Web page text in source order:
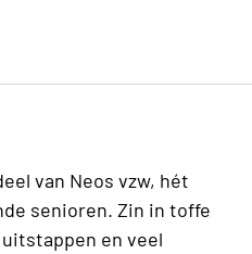
van Neos vzw, hét
senioren. Zin in toffe
en veel